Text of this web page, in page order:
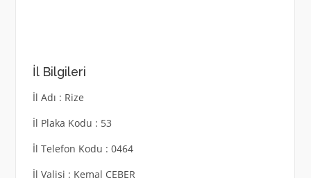
İl Bilgileri
İl Adı : Rize
İl Plaka Kodu : 53
İl Telefon Kodu : 0464
İl Valisi : Kemal ÇEBER